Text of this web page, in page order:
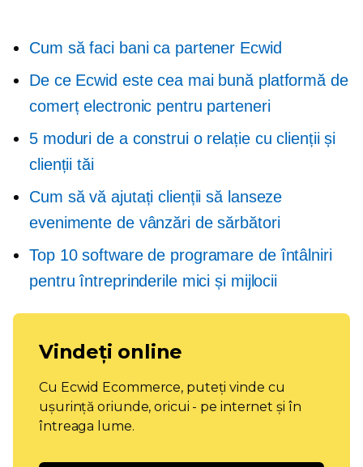
Cum să faci bani ca partener Ecwid
De ce Ecwid este cea mai bună platformă de
comerț electronic pentru parteneri
5 moduri de a construi o relație cu clienții și
clienții tăi
Cum să vă ajutați clienții să lanseze
evenimente de vânzări de sărbători
Top 10 software de programare de întâlniri
pentru întreprinderile mici și mijlocii
Vindeți online
Cu Ecwid Ecommerce, puteți vinde cu
ușurință oriunde, oricui - pe internet și în
întreaga lume.